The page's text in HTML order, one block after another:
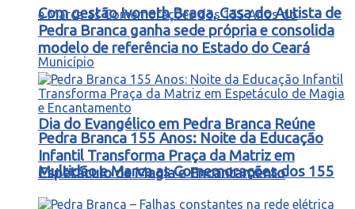
Dia do Evangélico em Pedra Branca Reúne
Multidão e Marca as Comemorações dos 155
Com gestão Ivoneth Braga, Casa do Autista de
Pedra Branca ganha sede própria e consolida
modelo de referência no Estado do Ceará
Pedra Branca 155 Anos: Noite da Educação
Infantil Transforma Praça da Matriz em
Espetáculo de Magia e Encantamento